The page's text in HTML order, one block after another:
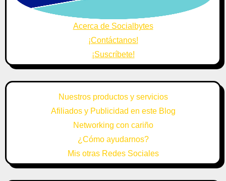
Acerca de Socialbytes
¡Contáctanos!
¡Suscríbete!
Nuestros productos y servicios
Afiliados y Publicidad en este Blog
Networking con cariño
¿Cómo ayudarnos?
Mis otras Redes Sociales